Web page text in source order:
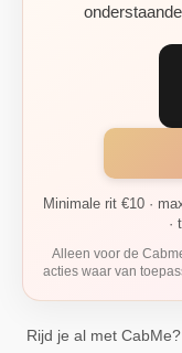
Minimale rit €10 ·
·
Alleen voor de
acties waar van
Rijd je al met